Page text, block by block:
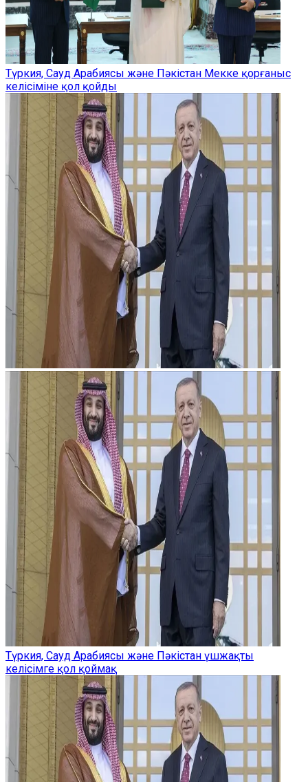
Түркия, Сауд Арабиясы және Пәкістан Мекке қорғаныс
келісіміне қол қойды
Түркия, Сауд Арабиясы және Пәкістан үшжақты
келісімге қол қоймақ